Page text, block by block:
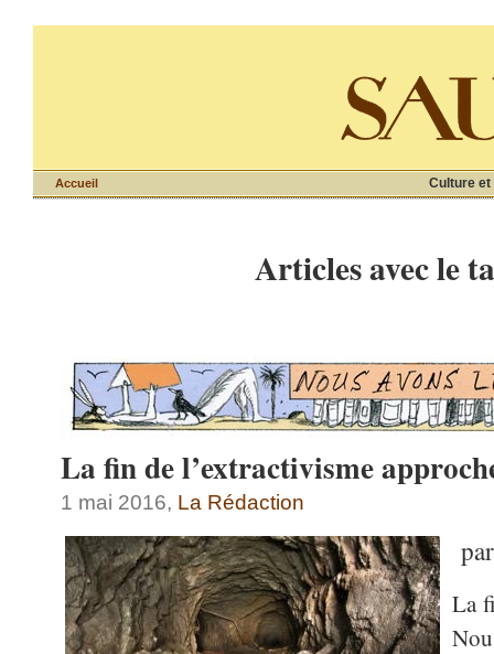
Culture et
Accueil
Articles avec le
La fin de l’extractivisme
1 mai 2016, La Rédaction
La